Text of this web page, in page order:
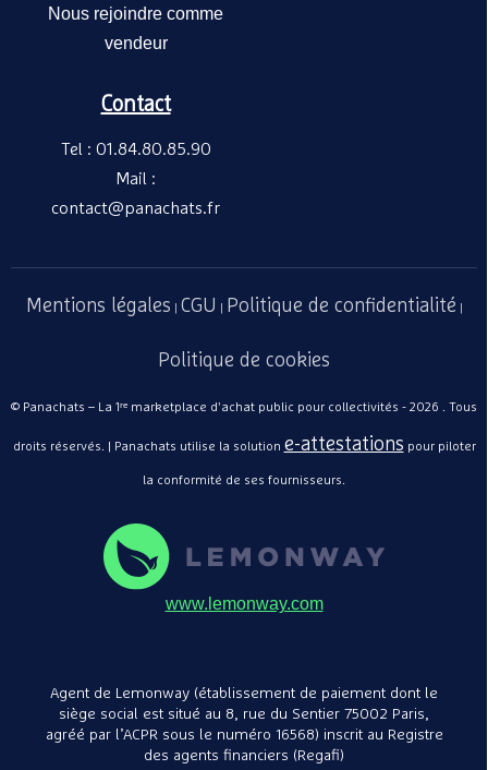
Nous rejoindre comme
vendeur
Contact
Tel : 01.84.80.85.90
Mail :
contact@panachats.fr
Mentions légales CGU Politique de confidentialité
Politique de cookies
© Panachats – La 1ʳᵉ marketplace d'achat public pour collectivités - 2026 . Tous
droits réservés. | Panachats utilise la solution e-attestations pour piloter
la conformité de ses fournisseurs.
www.lemonway.com
Agent de Lemonway (établissement de paiement dont le
siège social est situé au 8, rue du Sentier 75002 Paris,
agréé par l’ACPR sous le numéro 16568) inscrit au Registre
des agents financiers (Regafi)